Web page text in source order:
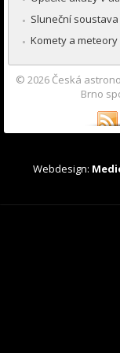
Sluneční soustava
Komety a meteory
© 2026 Česká
Brno
Webdesign: